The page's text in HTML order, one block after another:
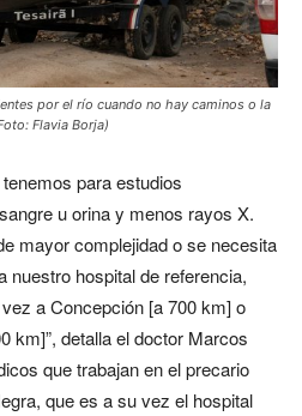
por el río cuando no hay caminos o la
Flavia Borja)
para estudios
u orina y menos rayos X.
mayor complejidad o se necesita
nuestro hospital de referencia,
a Concepción [a 700 km] o
km]”, detalla el doctor Marcos
que trabajan en el precario
que es a su vez el hospital